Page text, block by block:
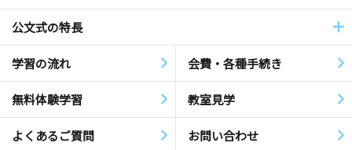
公文式の特長
学習の流れ 会費・各種手続き
無料体験学習 教室見学
よくあるご質問 お問い合わせ